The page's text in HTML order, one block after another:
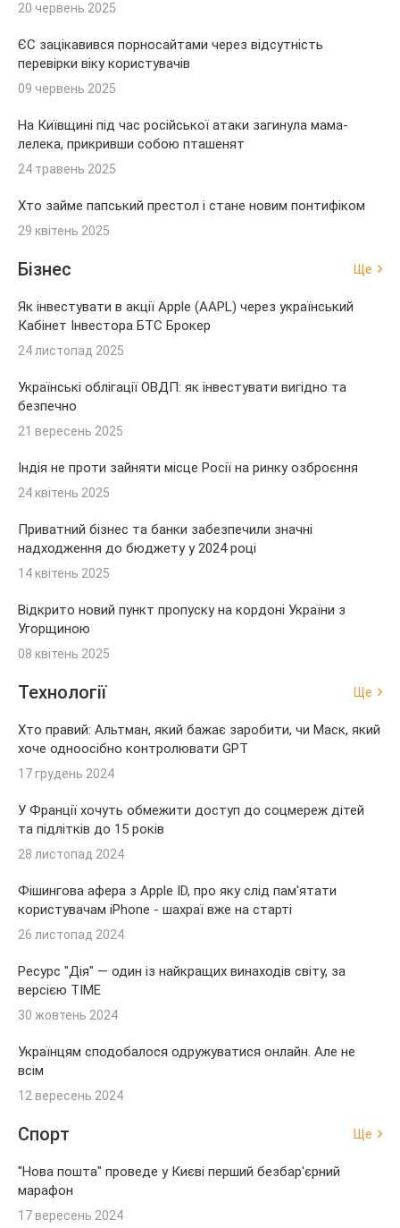
20 червень 2025
ЄС зацікавився порносайтами через відсутність
перевірки віку користувачів
09 червень 2025
На Київщині під час російської атаки загинула мама-
лелека, прикривши собою пташенят
24 травень 2025
Хто займе папський престол і стане новим понтифіком
29 квітень 2025
Бізнес Ще
Як інвестувати в акції Apple (AAPL) через український
Кабінет Інвестора БТС Брокер
24 листопад 2025
Українські облігації ОВДП: як інвестувати вигідно та
безпечно
21 вересень 2025
Індія не проти зайняти місце Росії на ринку озброєння
24 квітень 2025
Приватний бізнес та банки забезпечили значні
надходження до бюджету у 2024 році
14 квітень 2025
Відкрито новий пункт пропуску на кордоні України з
Угорщиною
08 квітень 2025
Технології Ще
Хто правий: Альтман, який бажає заробити, чи Маск, який
хоче одноосібно контролювати GPT
17 грудень 2024
У Франції хочуть обмежити доступ до соцмереж дітей
та підлітків до 15 років
28 листопад 2024
Фішингова афера з Apple ID, про яку слід пам'ятати
користувачам iPhone - шахраї вже на старті
26 листопад 2024
Ресурс "Дія" — один із найкращих винаходів світу, за
версією TIME
30 жовтень 2024
Українцям сподобалося одружуватися онлайн. Але не
всім
12 вересень 2024
Спорт Ще
"Нова пошта" проведе у Києві перший безбар'єрний
марафон
17 вересень 2024